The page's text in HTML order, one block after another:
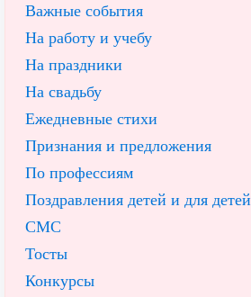
Важные события
На работу и учебу
На праздники
На свадьбу
Ежедневные стихи
Признания и предложения
По профессиям
Поздравления детей и для детей
СМС
Тосты
Конкурсы